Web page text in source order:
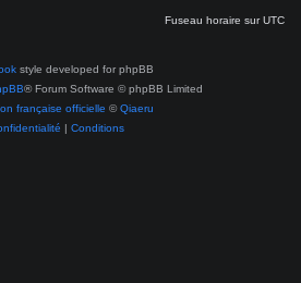
e
Fuseau horaire surUTC
style developed for phpBB
® Forum Software © phpBB Limited
française officielle ©Qiaeru
| Conditions